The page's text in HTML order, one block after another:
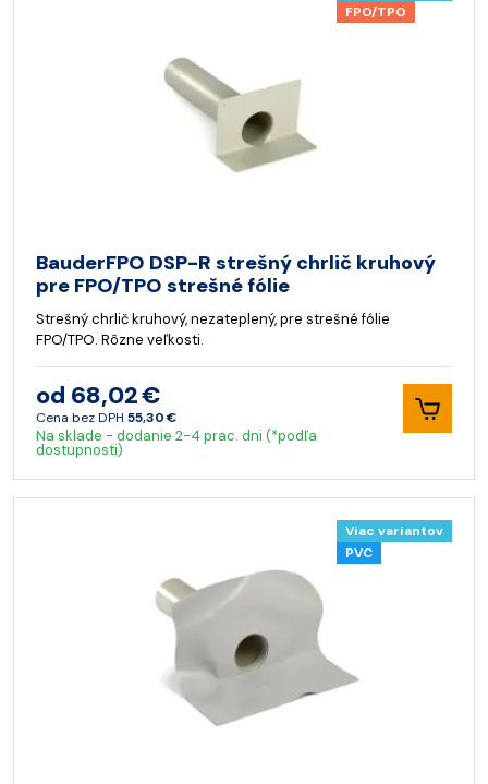
FPO/TPO
BauderFPO DSP-R strešný chrlič kruhový
pre FPO/TPO strešné fólie
Strešný chrlič kruhový, nezateplený, pre strešné fólie
FPO/TPO. Rôzne veľkosti.
od 68,02 €
Cena bez DPH 55,30 €
Na sklade - dodanie 2-4 prac. dni (*podľa
dostupnosti)
Viac variantov
PVC